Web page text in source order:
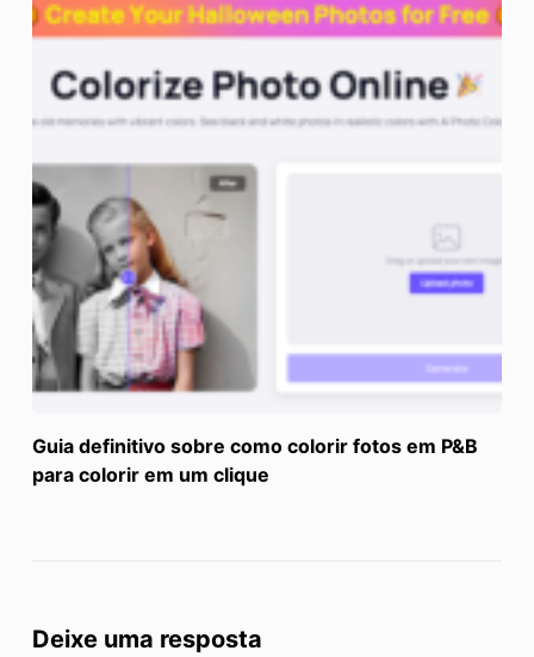
Guia definitivo sobre como colorir fotos em P&B
para colorir em um clique
Deixe uma resposta